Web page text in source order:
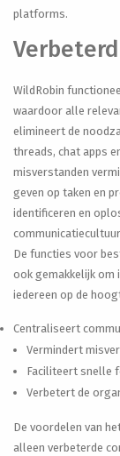
platforms.
WildRobin
waardoor alle
elimineert de
threads, chat apps
misverstanden
geven op taken en
identificeren en
De functies voor
ook gemakkelijk om
iedereen op de
Centraliseert
Vermindert
Faciliteert snelle
Verbetert de
De voordelen van
alleen verbeterde